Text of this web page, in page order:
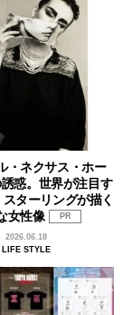
・ネクサス・ホー
惑。世界が注目す
ターリングが描く
女性像
PR
2026.06.18
LIFE STYLE